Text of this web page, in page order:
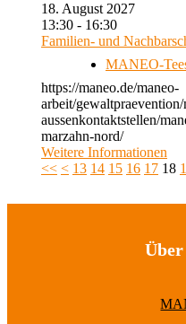
18. August 2027
13:30 - 16:30
Familien- und
MANEO-
https://maneo.de/maneo-
arbeit/gewaltpraevention/
aussenkontaktstellen/
marzahn-nord/
Weitere Informationen
<< < 13 14 15 16 17 18